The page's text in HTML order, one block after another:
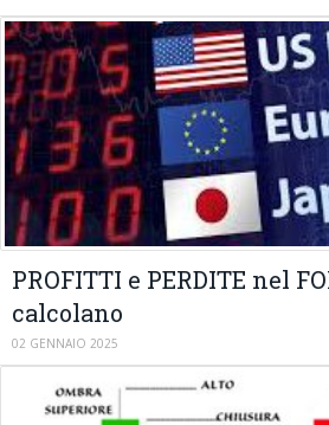
PROFITTI e PERDITE nel
calcolano
02 GENNAIO 2025